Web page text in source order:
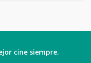
cine siempre.